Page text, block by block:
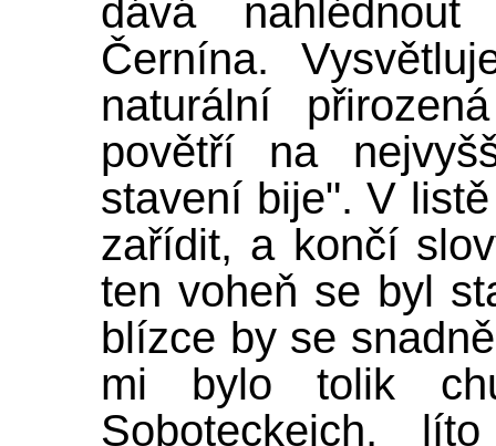
dává
Černína.
naturální
povětří na
stavení bije". V
zařídit, a končí
ten voheň se byl
blízce by se
mi bylo tolik
Soboteckejch,